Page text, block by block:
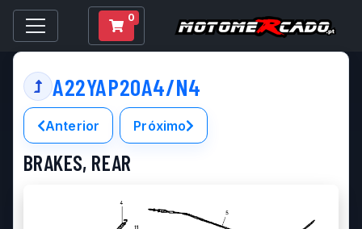
0
A22YAP20A4/N4
Anterior Próximo
BRAKES, REAR